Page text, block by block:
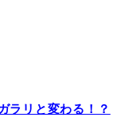
ラリと変わる！？